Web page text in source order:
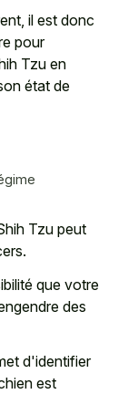
il est donc
pour
Tzu en
état de
Tzu peut
que votre
des
d'identifier
est